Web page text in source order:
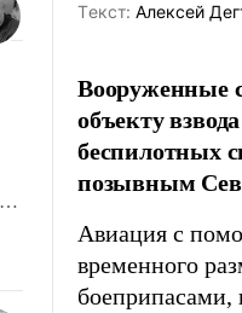
Tекст: Алексей
Вооруженные
объекту
беспилотных
позывным
Авиация с
временного
боеприпасами,